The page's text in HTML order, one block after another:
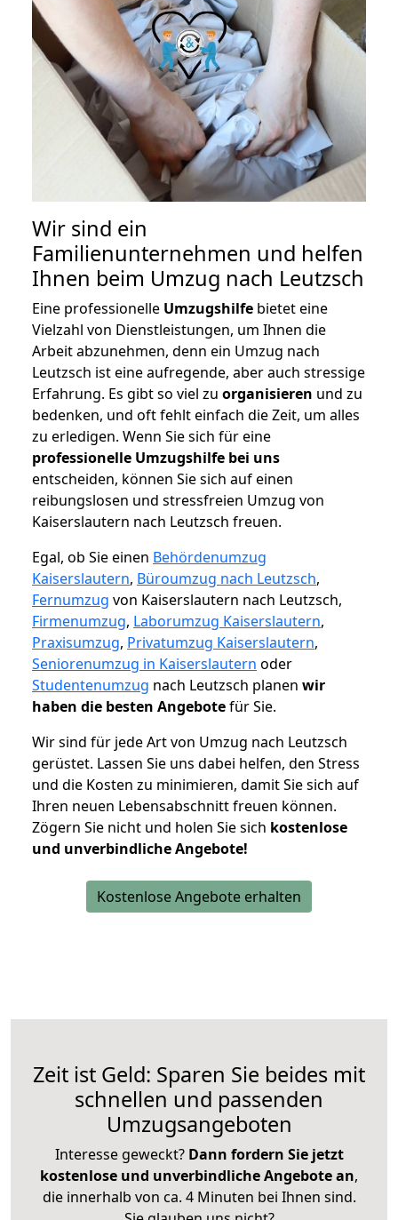
Wir sind ein
Familienunternehmen und helfen
Ihnen beim Umzug nach Leutzsch
Eine professionelle Umzugshilfe bietet eine
Vielzahl von Dienstleistungen, um Ihnen die
Arbeit abzunehmen, denn ein Umzug nach
Leutzsch ist eine aufregende, aber auch stressige
Erfahrung. Es gibt so viel zu organisieren und zu
bedenken, und oft fehlt einfach die Zeit, um alles
zu erledigen. Wenn Sie sich für eine
professionelle Umzugshilfe bei uns
entscheiden, können Sie sich auf einen
reibungslosen und stressfreien Umzug von
Kaiserslautern nach Leutzsch freuen.
Egal, ob Sie einen Behördenumzug
Kaiserslautern, Büroumzug nach Leutzsch,
Fernumzug von Kaiserslautern nach Leutzsch,
Firmenumzug, Laborumzug Kaiserslautern,
Praxisumzug, Privatumzug Kaiserslautern,
Seniorenumzug in Kaiserslautern oder
Studentenumzug nach Leutzsch planen wir
haben die besten Angebotefür Sie.
Wir sind für jede Art von Umzug nach Leutzsch
gerüstet. Lassen Sie uns dabei helfen, den Stress
und die Kosten zu minimieren, damit Sie sich auf
Ihren neuen Lebensabschnitt freuen können.
Zögern Sie nicht und holen Sie sich kostenlose
und unverbindliche Angebote!
Kostenlose Angebote erhalten
Zeit ist Geld: Sparen Sie beides mit
schnellen und passenden
Umzugsangeboten
Interesse geweckt? Dann fordern Sie jetzt
kostenlose und unverbindliche Angebote an,
die innerhalb von ca. 4 Minuten bei Ihnen sind.